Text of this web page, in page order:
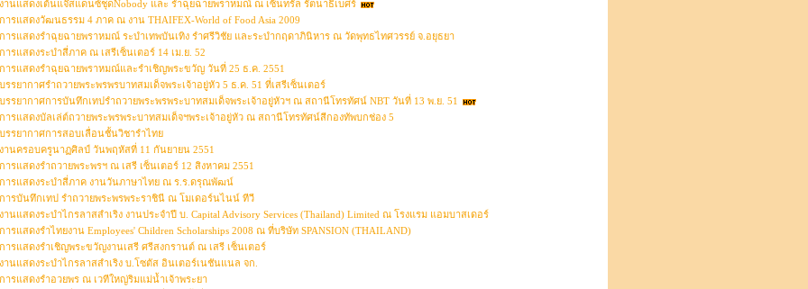
งานแสดงเต้นแจ๊สแดนซ์ชุดNobody และ รำฉุยฉายพราหมณ์ ณ เซ็นทรัล รัตนาธิเบศร์
การแสดงวัฒนธรรม 4 ภาค ณ งาน THAIFEX-World of Food Asia 2009
การแสดงรำฉุยฉายพราหมณ์ ระบำเทพบันเทิง รำศรีวิชัย และระบำกฤดาภินิหาร ณ วัดพุทธไทศวรรย์ จ.อยุธยา
การแสดงระบำสี่ภาค ณ เสรีเซ็นเตอร์ 14 เม.ย. 52
การแสดงรำฉุยฉายพราหมณ์และรำเชิญพระขวัญ วันที่ 25 ธ.ค. 2551
บรรยากาศรำถวายพระพรพรบาทสมเด็จพระเจ้าอยู่หัว 5 ธ.ค. 51 ที่เสรีเซ็นเตอร์
บรรยากาศการบันทึกเทปรำถวายพระพรพระบาทสมเด็จพระเจ้าอยู่หัวฯ ณ สถานีโทรทัศน์ NBT วันที่ 13 พ.ย. 51
การแสดงบัลเล่ต์ถวายพระพรพระบาทสมเด็จฯพระเจ้าอยู่หัว ณ สถานีโทรทัศน์สีกองทัพบกช่อง 5
บรรยากาศการสอบเลื่อนชั้นวิชารำไทย
งานครอบครูนาฏศิลป์ วันพฤหัสที่ 11 กันยายน 2551
การแสดงรำถวายพระพรฯ ณ เสรี เซ็นเตอร์ 12 สิงหาคม 2551
การแสดงระบำสี่ภาค งานวันภาษาไทย ณ ร.ร.ดรุณพัฒน์
การบันทึกเทป รำถวายพระพรพระราชินี ณ โมเดอร์นไนน์ ทีวี
งานแสดงระบำไกรลาสสำเริง งานประจำปี บ. Capital Advisory Services (Thailand) Limited ณ โรงแรม แอมบาสเดอร์
การแสดงรำไทยงาน Employees' Children Scholarships 2008 ณ ที่บริษัท SPANSION (THAILAND)
การแสดงรำเชิญพระขวัญงานเสรี ศรีสงกรานต์ ณ เสรี เซ็นเตอร์
งานแสดงระบำไกรลาสสำเริง บ.โซตัส อินเตอร์เนชันแนล จก.
การแสดงรำอวยพร ณ เวทีใหญ่ริมแม่น้ำเจ้าพระยา